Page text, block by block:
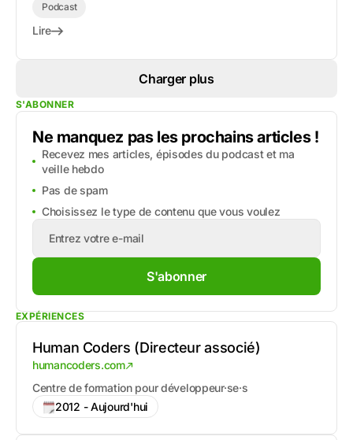
Podcast
Lire
Charger plus
S'ABONNER
Ne manquez pas les prochains articles !
Recevez mes articles, épisodes du podcast et ma
veille hebdo
Pas de spam
Choisissez le type de contenu que vous voulez
S'abonner
EXPÉRIENCES
Human Coders (Directeur associé)
humancoders.com
Centre de formation pour développeur·se·s
2012 - Aujourd'hui